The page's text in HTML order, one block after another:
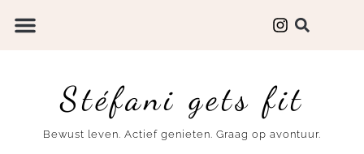
Stéfani gets fit
Bewust leven. Actief genieten. Graag op avontuur.